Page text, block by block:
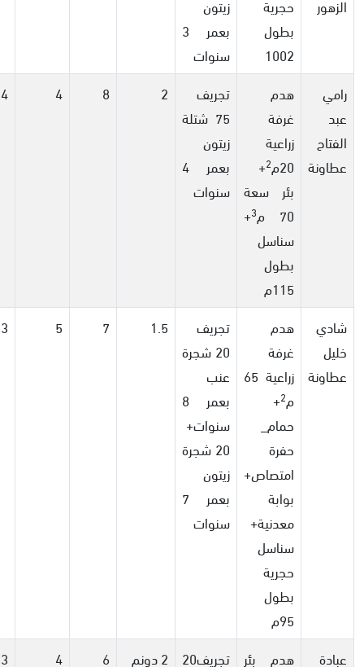
الزهور
حجرية
بطول
1002
زيتون
بعمر 3
سنوات
رامي
عبد
الفتاح
عطاونة
هدم
غرفة
زراعية
20م 2
+
بئر سعة
70 م
3
+
سناسل
بطول
115م
تجريف
75 شتلة
زيتون
بعمر 4
سنوات
2
8
4
4
شادي
خليل
عطاونة
هدم
غرفة
زراعية 65
م2
+
حمام_
حفرة
امتصاص+
بوابة
معدنية+
سناسل
حجرية
بطول
95م
تجريف
20 شجرة
عنب
بعمر 8
سنوات+
20 شجرة
زيتون
بعمر 7
سنوات
1.5
7
5
3
عبادة هدم بئر تجريف20 2 دونم 6
4
3